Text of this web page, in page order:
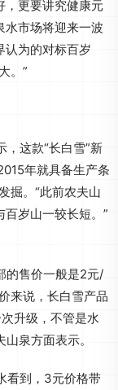
，更要讲究健康元
水市场将迎来一波
认为的对标百岁
。”
这款“长白雪”新
年就具备生产条
掘。“此前农夫山
岁山一较长短。”
的售价一般是2元/
来说，长白雪产品
升级，不管是水
泉方面表示。
看到，3元价格带